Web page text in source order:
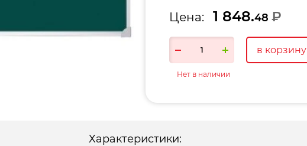
Цена: 1 848.48 ₽
в корзину
Нет в наличии
Характеристики: